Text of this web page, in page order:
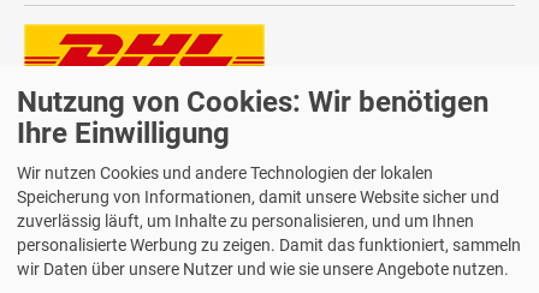
Lieferung auch an Packstationen und Postfilialen
Samstagszustellung
Bequeme Zahlung über Paypal
Nutzung von Cookies: Wir benötigen
Ihre Einwilligung
Wir nutzen Cookies und andere Technologien der lokalen
Speicherung von Informationen, damit unsere Website sicher und
zuverlässig läuft, um Inhalte zu personalisieren, und um Ihnen
personalisierte Werbung zu zeigen. Damit das funktioniert, sammeln
wir Daten über unsere Nutzer und wie sie unsere Angebote nutzen.